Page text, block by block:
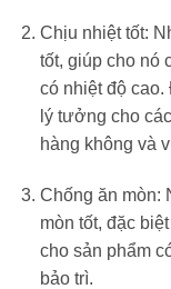
Chịu nhiệt tốt:
tốt, giúp cho nó
có nhiệt độ
lý tưởng cho
hàng không và
Chống ăn mòn:
mòn tốt, đặc
cho sản phẩm
bảo trì.